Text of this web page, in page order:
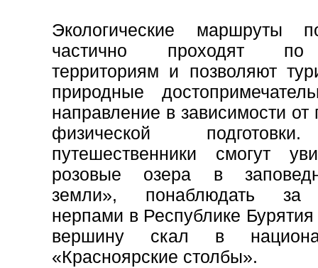
Экологические маршруты
частично проходят по
территориям и позволяют
природные
направление в зависимости от
физической
путешественники смогут
розовые озера в
земли», понаблюдать за
нерпами в Республике
вершину скал в
«Красноярские столбы».